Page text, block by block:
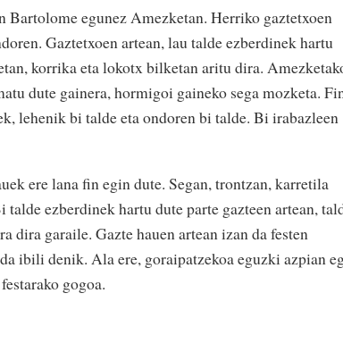
Bartolome egunez Amezketan. Herriko gaztetxoen
Gaztetxoen artean, lau talde ezberdinek hartu
korrika eta lokotx bilketan aritu dira.
dute gainera, hormigoi gaineko sega mozketa.
lehenik bi talde eta ondoren bi talde. Bi irabazleen
ere lana fin egin dute. Segan, trontzan, karretila
ezberdinek hartu dute parte gazteen artean,
dira garaile. Gazte hauen artean izan da festen
ibili denik. Ala ere, goraipatzekoa eguzki azpian
gogoa.